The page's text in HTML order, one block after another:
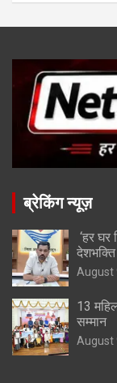
ब्रेकिंग न्यूज़
‘हर घर
August
13
सम्मान
August